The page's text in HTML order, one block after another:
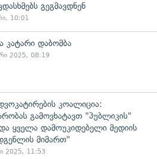
გეგმავდნენ
10:01
კატარი დაბომბა
2025, 08:19
კოალიცია:
გამოვხატავთ "პუბლიკის"
ყველა დამოუკიდებელი მედიის
მიმართ"
2025, 11:53